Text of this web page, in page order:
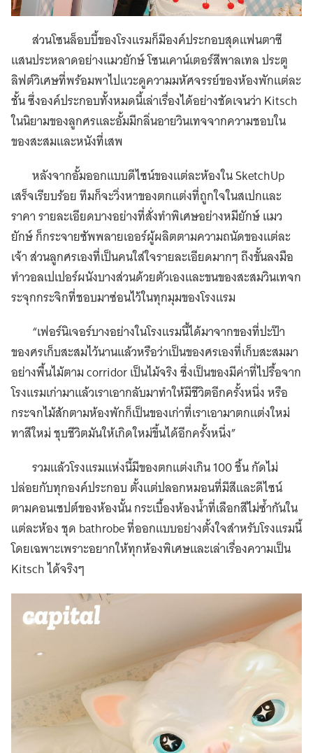
ส่วนโซนล็อบบี้ของโรงแรมก็มีองค์ประกอบสุดแฟนตาซี
แสนประหลาดอย่างแมวยักษ์ โซนเคาน์เตอร์สีพาลเทล ประตู
ลิฟต์วิเศษที่พร้อมพาไปแวะดูความมหัศจรรย์ของห้องพักแต่ละ
ชั้น ซึ่งองค์ประกอบทั้งหมดนี้เล่าเรื่องได้อย่างชัดเจนว่า Kitsch
ในนิยามของลูกศรและอั้มมีกลิ่นอายวินเทจจากความชอบใน
ของสะสมและหนังที่เสพ
หลังจากอั้มออกแบบดีไซน์ของแต่ละห้องใน SketchUp
เสร็จเรียบร้อย ทีมก็จะวิ่งหาของตกแต่งที่ถูกใจในสเปกและ
ราคา รายละเอียดบางอย่างที่สั่งทำพิเศษอย่างหมียักษ์ แมว
ยักษ์ ก็กระจายซัพพลายเออร์ผู้ผลิตตามความถนัดของแต่ละ
เจ้า ส่วนลูกศรเองที่เป็นคนใส่ใจรายละเอียดมากๆ ถึงขั้นลงมือ
ทำวอลเปเปอร์ผนังบางส่วนด้วยตัวเองและขนของสะสมวินเทจก
ระจุกกระจิกที่ชอบมาซ่อนไว้ในทุกมุมของโรงแรม
“เฟอร์นิเจอร์บางอย่างในโรงแรมนี้ได้มาจากของที่ปะป๊า
ของศรเก็บสะสมไว้นานแล้วหรือว่าเป็นของศรเองที่เก็บสะสมมา
อย่างพื้นไม้ตาม corridor เป็นไม้จริง ซึ่งเป็นของมีค่าที่ไปรื้อจาก
โรงแรมเก่ามาแล้วเราเอากลับมาทำให้มีชีวิตอีกครั้งหนึ่ง หรือ
กระจกไม้สักตามห้องพักก็เป็นของเก่าที่เราเอามาตกแต่งใหม่
ทาสีใหม่ ชุบชีวิตมันให้เกิดใหม่ขึ้นได้อีกครั้งหนึ่ง”
รวมแล้วโรงแรมแห่งนี้มีของตกแต่งเกิน 100 ชิ้น กัดไม่
ปล่อยกับทุกองค์ประกอบ ตั้งแต่ปลอกหมอนที่มีสีและดีไซน์
ตามคอนเซปต์ของห้องนั้น กระเบื้องห้องน้ำที่เลือกสีไม่ซ้ำกันใน
แต่ละห้อง ชุด bathrobe ที่ออกแบบอย่างตั้งใจสำหรับโรงแรมนี้
โดยเฉพาะเพราะอยากให้ทุกห้องพิเศษและเล่าเรื่องความเป็น
Kitsch ได้จริงๆ